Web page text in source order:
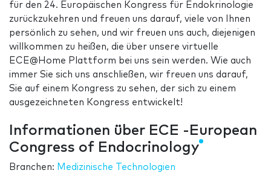
für den 24. Europäischen Kongress für Endokrinologie
zurückzukehren und freuen uns darauf, viele von Ihnen
persönlich zu sehen, und wir freuen uns auch, diejenigen
willkommen zu heißen, die über unsere virtuelle
ECE@Home Plattform bei uns sein werden. Wie auch
immer Sie sich uns anschließen, wir freuen uns darauf,
Sie auf einem Kongress zu sehen, der sich zu einem
ausgezeichneten Kongress entwickelt!
Informationen über ECE -European
Congress of Endocrinology
Branchen: Medizinische Technologien